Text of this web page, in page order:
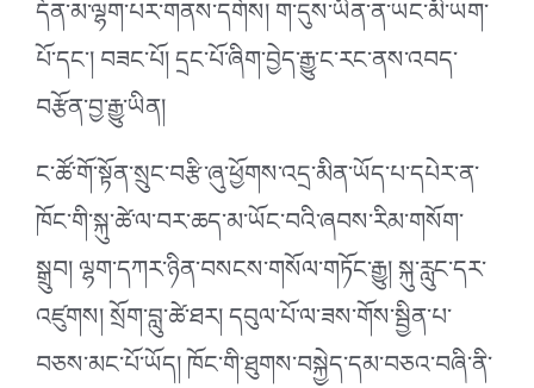
དོན་མ་ལྷག་པར་གནས་དགོས། ག་དུས་ཡིན་ན་ཡང་མི་ཡག་
པོ་དང་། བཟང་པོ། དྲང་པོ་ཞིག་བྱེད་རྒྱུ་ང་རང་ནས་འབད་
བརྩོན་བྱ་རྒྱུ་ཡིན།
ང་ཚོ་གོ་སྟོན་སྲུང་བརྩི་ཞུ་ཕྱོགས་འདྲ་མིན་ཡོད་པ་དཔེར་ན་
ཁོང་གི་སྐུ་ཚེ་ལ་བར་ཆད་མ་ཡོང་བའི་ཞབས་རིམ་གསོག་
སྒྲུབ། ལྷག་དཀར་ཉིན་བསངས་གསོལ་གཏོང་རྒྱུ། སྐུ་རླུང་དར་
འཛུགས། སྲོག་བླུ་ཚེ་ཐར། དབུལ་པོ་ལ་ཟས་གོས་སྦྱིན་པ་
བཅས་མང་པོ་ཡོད། ཁོང་གི་ཐུགས་བསྐྱེད་དམ་བཅའ་བཞི་ནི་